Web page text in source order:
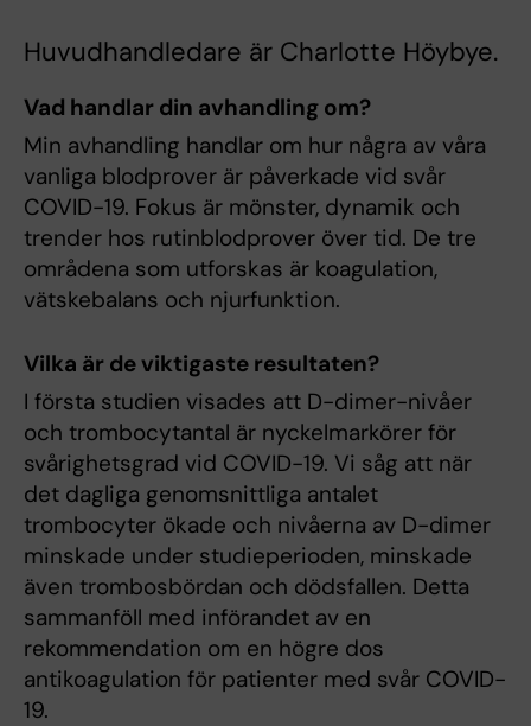
Huvudhandledare är Charlotte Höybye.
Vad handlar din avhandling om?
Min avhandling handlar om hur några av våra
vanliga blodprover är påverkade vid svår
COVID-19. Fokus är mönster, dynamik och
trender hos rutinblodprover över tid. De tre
områdena som utforskas är koagulation,
vätskebalans och njurfunktion.
Vilka är de viktigaste resultaten?
I första studien visades att D-dimer-nivåer
och trombocytantal är nyckelmarkörer för
svårighetsgrad vid COVID-19. Vi såg att när
det dagliga genomsnittliga antalet
trombocyter ökade och nivåerna av D-dimer
minskade under studieperioden, minskade
även trombosbördan och dödsfallen. Detta
sammanföll med införandet av en
rekommendation om en högre dos
antikoagulation för patienter med svår COVID-
19.